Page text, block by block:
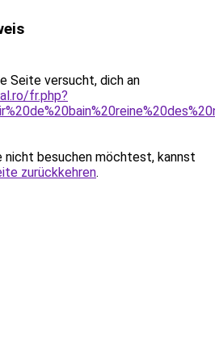
Seite versucht, dich an
fr.php?
nicht besuchen möchtest, kannst
zurückkehren.